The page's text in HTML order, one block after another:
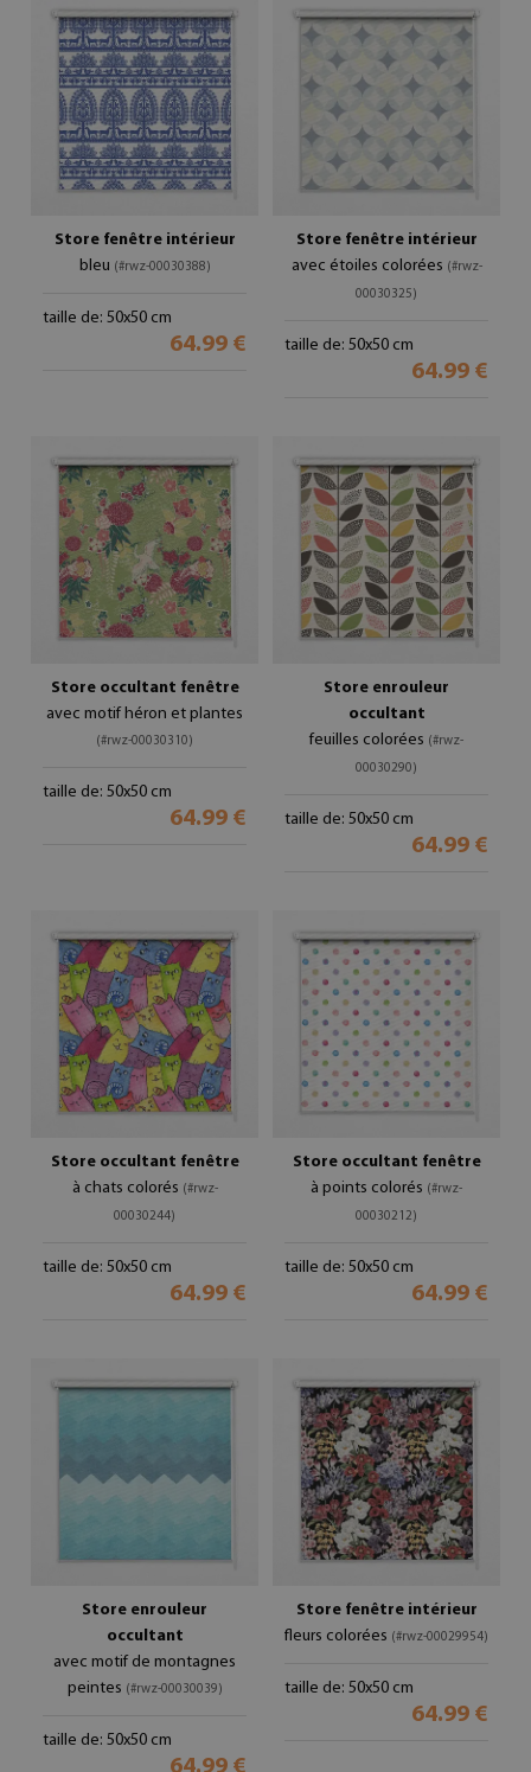
Store fenêtre intérieur
bleu (#rwz-00030388)
taille de: 50x50 cm
64.99 €
Store fenêtre intérieur
avec étoiles colorées (#rwz-
00030325)
taille de: 50x50 cm
64.99 €
Store occultant fenêtre
avec motif héron et plantes
(#rwz-00030310)
taille de: 50x50 cm
64.99 €
Store enrouleur
occultant
feuilles colorées (#rwz-
00030290)
taille de: 50x50 cm
64.99 €
Store occultant fenêtre
à chats colorés (#rwz-
00030244)
taille de: 50x50 cm
64.99 €
Store occultant fenêtre
à points colorés (#rwz-
00030212)
taille de: 50x50 cm
64.99 €
Store enrouleur
occultant
avec motif de montagnes
peintes (#rwz-00030039)
taille de: 50x50 cm
64.99 €
Store fenêtre intérieur
fleurs colorées (#rwz-00029954)
taille de: 50x50 cm
64.99 €